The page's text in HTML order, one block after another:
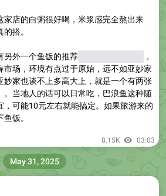
家店的白粥很好喝，米浆感完全熬出来
搭。
另外一个鱼饭的推荐
，
市场，环境有点过于原始，远不如亚妙家
妙家也谈不上多高大上，就是一个有两张
。当地人的话可以日常吃，巴浪鱼这种随
，可能10元左右就能搞定。如果旅游来的
饭。
8.15K 03:03
May 31, 2025